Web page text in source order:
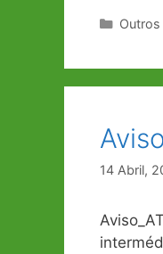
14 Abril,